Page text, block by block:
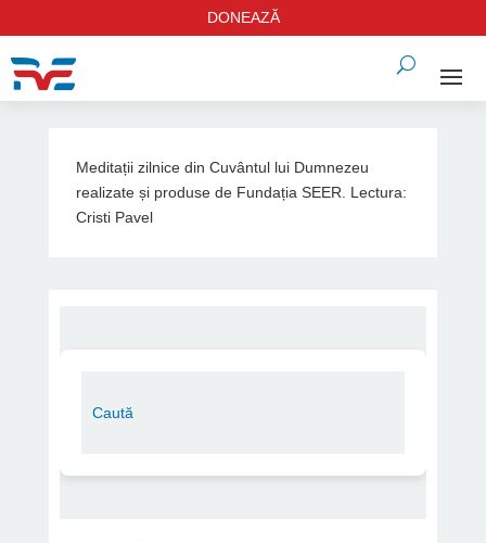
DONEAZĂ
Meditații zilnice din Cuvântul lui Dumnezeu
realizate și produse de Fundația SEER. Lectura:
Cristi Pavel